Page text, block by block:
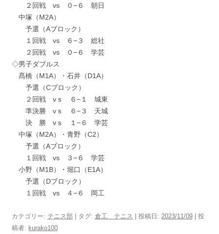
２回戦 vs ０−６ 朝日
中塚（M2A）
予選（Aブロック）
１回戦 vs ６−３ 総社
２回戦 vs ０−６ 学芸
◇男子ダブルス
髙橋（M1A）・石井（D1A）
予選（Cブロック）
２回戦 vｓ ６−１ 城東
準決勝 vｓ ６−３ 天城
決 勝 vｓ １−６ 学芸
中塚（M2A）・青野（C2）
予選（Aブロック）
１回戦 vs ３−６ 学芸
小野（M1B）・堀口（E1A）
予選（Dブロック）
１回戦 vs ４−６ 岡工
カテゴリー: テニス部 | タグ: 倉工 テニス | 投稿日: 2023/11/09
投
稿者: kurako100